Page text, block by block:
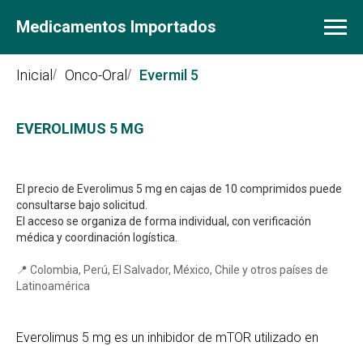
Medicamentos Importados
Inicial / Onco-Oral / Evermil 5
EVEROLIMUS 5 MG
El precio de Everolimus 5 mg en cajas de 10 comprimidos puede
consultarse bajo solicitud.
El acceso se organiza de forma individual, con verificación
médica y coordinación logística.
📍 Colombia, Perú, El Salvador, México, Chile y otros países de
Latinoamérica
Everolimus 5 mg es un inhibidor de mTOR utilizado en